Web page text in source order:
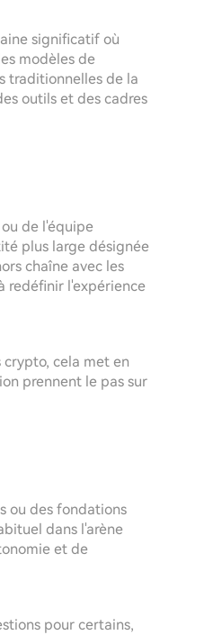
significatif où
modèles de
traditionnelles de la
outils et des cadres
de l'équipe
plus large désignée
chaîne avec les
redéfinir l'expérience
cela met en
prennent le pas sur
ou des fondations
dans l'arène
et de
pour certains,